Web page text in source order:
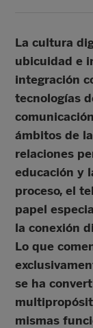
La cultura
ubicuidad e
integración
tecnologías
ámbitos de
relaciones
educación y
proceso, el
papel
la conexión
Lo que
se ha
mismas